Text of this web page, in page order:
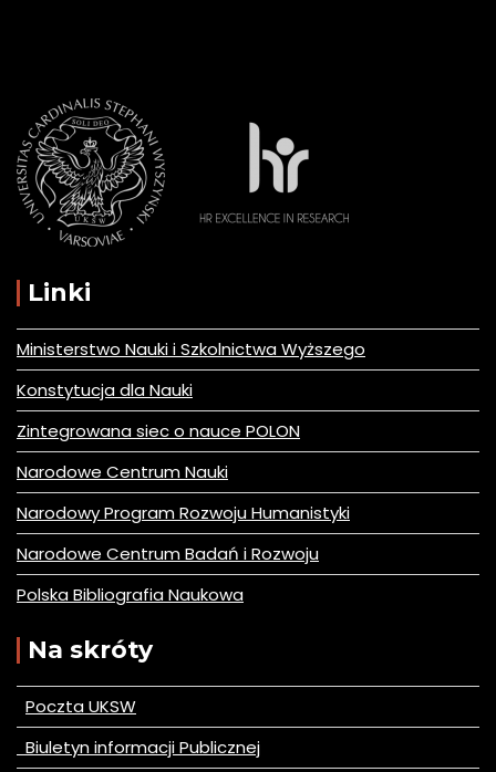
Linki
Ministerstwo Nauki i Szkolnictwa Wyższego
Konstytucja dla Nauki
Zintegrowana siec o nauce POLON
Narodowe Centrum Nauki
Narodowy Program Rozwoju Humanistyki
Narodowe Centrum Badań i Rozwoju
Polska Bibliografia Naukowa
Na skróty
Poczta UKSW
Biuletyn informacji Publicznej